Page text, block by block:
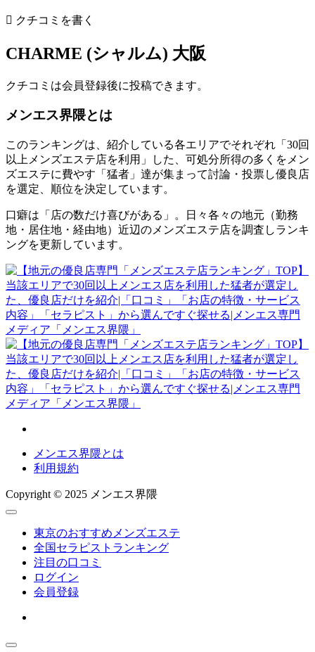
 クチコミを書く
CHARME (シャルム) 大阪
クチコミは会員登録後に投稿できます。
メンエス界隈とは
このランキングは、紹介している各エリアでそれぞれ「30回
以上メンズエステ店を利用」した、可処分所得の多くをメン
ズエステに費やす「猛者」達が集まって討論・投票し優良店
を選定、順位を決定しています。
口癖は「店の数だけ喜びがある」。日々各々の地元（勤務
地・居住地・経由地）近辺のメンズエステ店を調査しランキ
ングを更新しています。
メンエス界隈とは
利用規約
Copyright © 2025 メンエス界隈
東京のおすすめメンズエステ
全国セラピストランキング
注目の口コミ
ログイン
会員登録